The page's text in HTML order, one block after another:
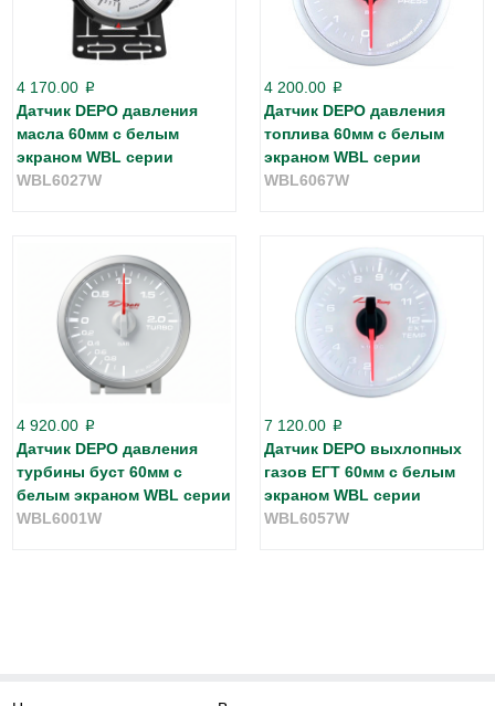
4 170.00 p
Датчик DEPO давления
масла 60мм с белым
экраном WBL серии
WBL6027W
4 200.00 p
Датчик DEPO давления
топлива 60мм с белым
экраном WBL серии
WBL6067W
4 920.00 p
Датчик DEPO давления
турбины буст 60мм с
белым экраном WBL серии
WBL6001W
7 120.00 p
Датчик DEPO выхлопных
газов ЕГТ 60мм с белым
экраном WBL серии
WBL6057W